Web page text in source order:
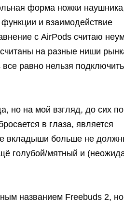
форма ножки
и взаимодействие
с AirPods считаю
на разные ниши
равно нельзя
но на мой взгляд, до сих
в глаза, является
вкладыши больше не
голубой/мятный и
названием Freebuds 2,